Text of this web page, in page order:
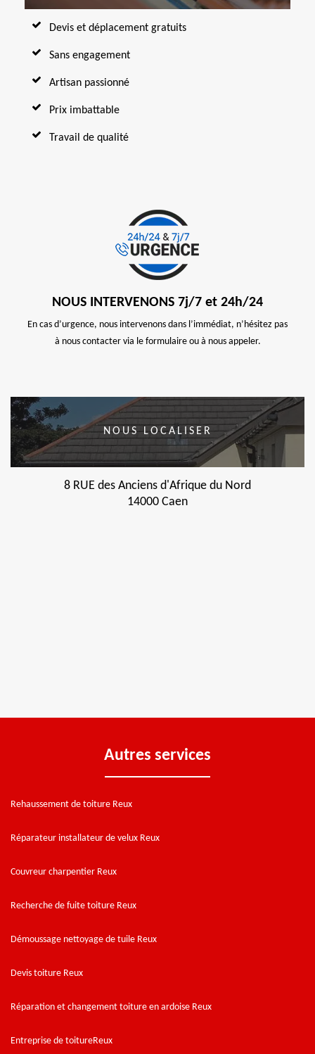
Devis et déplacement gratuits
Sans engagement
Artisan passionné
Prix imbattable
Travail de qualité
NOUS INTERVENONS 7j/7 et 24h/24
En cas d’urgence, nous intervenons dans l’immédiat, n’hésitez pas
à nous contacter via le formulaire ou à nous appeler.
NOUS LOCALISER
8 RUE des Anciens d'Afrique du Nord
14000 Caen
Autres services
Rehaussement de toiture Reux
Réparateur installateur de velux Reux
Couvreur charpentier Reux
Recherche de fuite toiture Reux
Démoussage nettoyage de tuile Reux
Devis toiture Reux
Réparation et changement toiture en ardoise Reux
Entreprise de toitureReux